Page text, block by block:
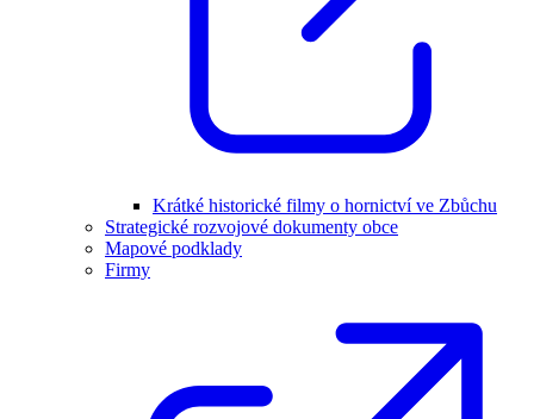
Krátké historické filmy o hornictví ve Zbůchu
Strategické rozvojové dokumenty obce
Mapové podklady
Firmy